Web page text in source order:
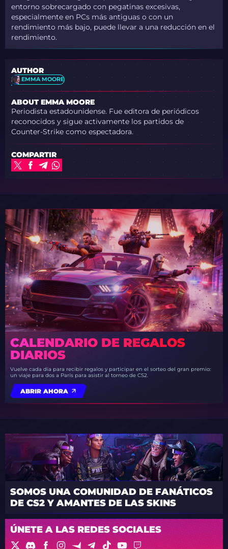
entorno sobrecargado con pegatinas excesivas,
especialmente en PCs más antiguas o con un
rendimiento más bajo, puede llevar a una reducción en el
rendimiento.
AUTHOR
EMMA MOORE
ABOUT EMMA MOORE
Periodista estadounidense. Fue editora de periódicos
reconocidos y sigue activamente los partidos de
Counter-Strike como espectadora.
COMPARTIR
CALENDARIO DE REGALOS
DIARIOS
Vuelve cada día para recibir regalos y participar en el sorteo del gran premio:
un viaje para dos a París para asistir al torneo de CS2.
ABRIR AHORA
SOMOS UNA COMUNIDAD DE FANÁTICOS
DE CS2 Y AMANTES DE LAS SKINS
ÚNETE A LAS REDES SOCIALES